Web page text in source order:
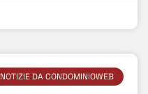
NOTIZIE DA CONDOMINIOWEB